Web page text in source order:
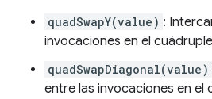
quadSwapY(value) :
invocaciones en el
quadSwapDiagonal(value)
entre las invocaciones en el